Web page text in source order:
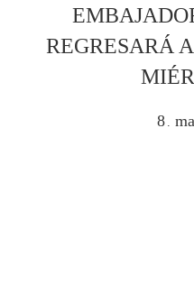
REGRESARÁ
8